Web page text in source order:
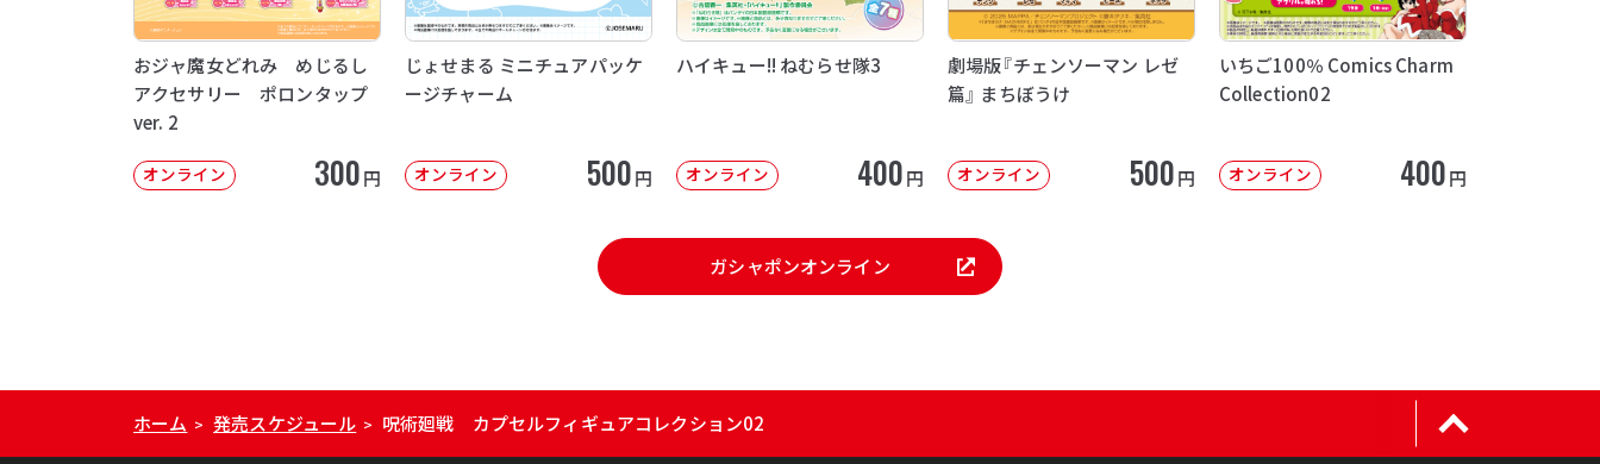
おジャ魔女どれみ めじるし
アクセサリー ポロンタップ
ver. 2
オンライン 300円
じょせまる ミニチュアパッケ
ージチャーム
オンライン 500円
ハイキュー!! ねむらせ隊3
オンライン 400円
劇場版『チェンソーマン レゼ
篇』 まちぼうけ
オンライン 500円
いちご100％ Comics Charm
Collection02
オンライン 400円
ガシャポンオンライン
ホーム > 発売スケジュール > 呪術廻戦 カプセルフィギュアコレクション02